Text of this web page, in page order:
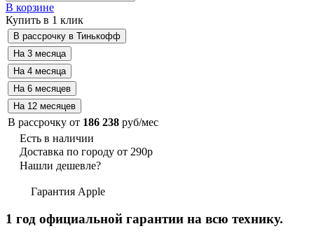
В корзине
Купить в 1 клик
В рассрочку от 186 238 руб/мес
Есть в наличии
Доставка по городу от 290р
Нашли дешевле?
Гарантия Apple
1 год официальной гарантии на всю технику.